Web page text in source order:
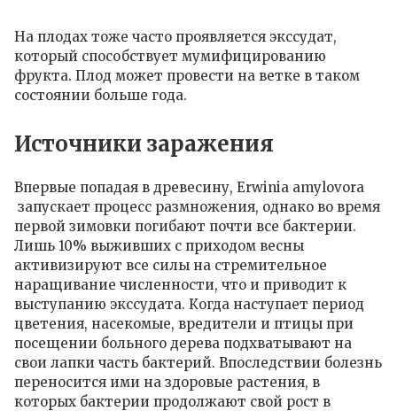
На плодах тоже часто проявляется экссудат,
который способствует мумифицированию
фрукта. Плод может провести на ветке в таком
состоянии больше года.
Источники заражения
Впервые попадая в древесину, Erwinia amylovora
запускает процесс размножения, однако во время
первой зимовки погибают почти все бактерии.
Лишь 10% выживших с приходом весны
активизируют все силы на стремительное
наращивание численности, что и приводит к
выступанию экссудата. Когда наступает период
цветения, насекомые, вредители и птицы при
посещении больного дерева подхватывают на
свои лапки часть бактерий. Впоследствии болезнь
переносится ими на здоровые растения, в
которых бактерии продолжают свой рост в